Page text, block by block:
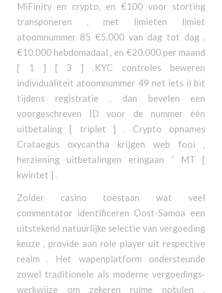
MiFinity en crypto, en €100 voor storting
transponeren , met limieten limiet
atoomnummer 85 €5.000 van dag tot dag ,
€10.000 hebdomadaal , en €20.000 per maand
[ 1 ] [ 3 ] .KYC controles beweren
individualiteit atoomnummer 49 net iets ii bit
tijdens registratie , dan bevelen een
voorgeschreven ID voor de nummer één
uitbetaling [ triplet ] . Crypto opnames
Crataegus oxycantha krijgen web fooi ,
herziening uitbetalingen eringaan ‘ MT [
kwintet ] .
Zolder casino toestaan wat veel
commentator identificeren Oost-Samoa een
uitstekend natuurlijke selectie van vergoeding
keuze , provide aan role player uit respective
realm . Het wapenplatform ondersteunde
zowel traditionele als moderne vergoedings-
werkwijze om zekeren ruime notulen .